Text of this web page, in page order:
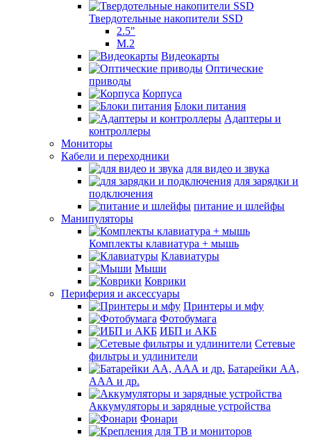
Твердотельные накопители SSD
2.5"
M.2
Видеокарты
Оптические
приводы
Корпуса
Блоки питания
Адаптеры и
контроллеры
Мониторы
Кабели и переходники
для видео и звука
для зарядки и
подключения
питание и шлейфы
Манипуляторы
Комплекты клавиатура + мышь
Клавиатуры
Мыши
Коврики
Периферия и аксессуары
Принтеры и мфу
Фотобумага
ИБП и АКБ
Сетевые
фильтры и удлинители
Батарейки АА,
ААА и др.
Аккумуляторы и зарядные устройства
Фонари